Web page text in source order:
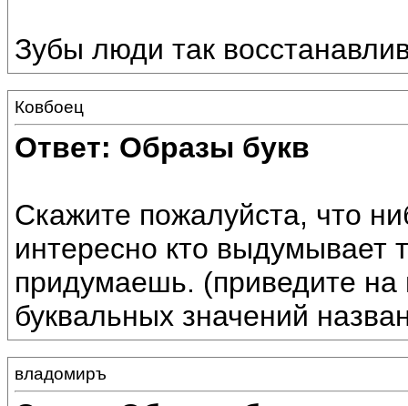
Зубы люди так
Ковбоец
Ответ: Образы букв
Скажите пожалуйста, что
интересно кто выдумывает
придумаешь. (приведите
буквальных значений
владомиръ